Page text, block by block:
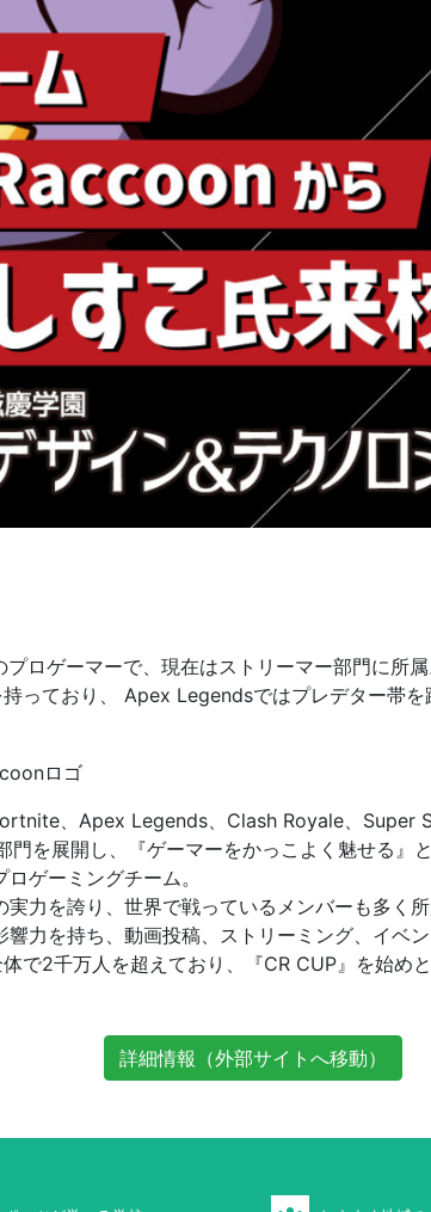
ロゲーマーで、現在はストリーマー部門に所属
っており、 Apex Legendsではプレデター帯を
、Apex Legends、Clash Royale、Super
を展開し、『ゲーマーをかっこよく魅せる』
ゲーミングチーム。
力を誇り、世界で戦っているメンバーも多く所
力を持ち、動画投稿、ストリーミング、イベ
で2千万人を超えており、『CR CUP』を始め
詳細情報（外部サイトへ移動）